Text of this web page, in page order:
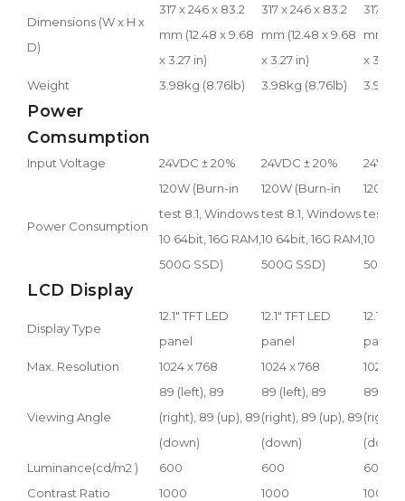
Dimensions (W x H x
D)
317 x 246 x 83.2
mm (12.48 x 9.68
x 3.27 in)
317 x 246 x 83.2
mm (12.48 x 9.68
x 3.27 in)
317 x
mm
x 3.27
Weight
3.98kg (8.76lb) 3.98kg (8.76lb)
Power
Comsumption
Input Voltage 24VDC ± 20% 24VDC ± 20%
Power Consumption
120W (Burn-in
test 8.1, Windows
10 64bit, 16G RAM,
500G SSD)
120W (Burn-in
test 8.1, Windows
10 64bit, 16G RAM,
500G SSD)
120W
test
10
500G
LCD Display
Display Type
12.1" TFT LED
panel
12.1" TFT LED
panel
12.1"
panel
Max. Resolution
1024 x 768 1024 x 768 1024 x
Viewing Angle
89 (left), 89
(right), 89 (up), 89
(down)
89 (left), 89
(right), 89 (up), 89
(down)
89
(right),
(down)
Luminance(cd/m2 )
600 600
600
Contrast Ratio
1000 1000
1000